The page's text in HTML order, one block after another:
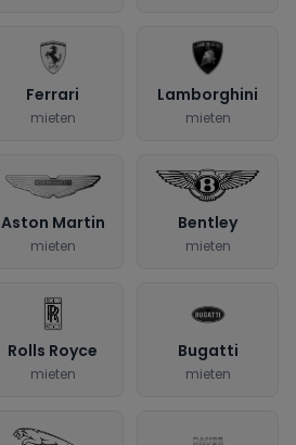
Ferrari
mieten
Lamborghini
mieten
Aston Martin
mieten
Bentley
mieten
Rolls Royce
mieten
Bugatti
mieten